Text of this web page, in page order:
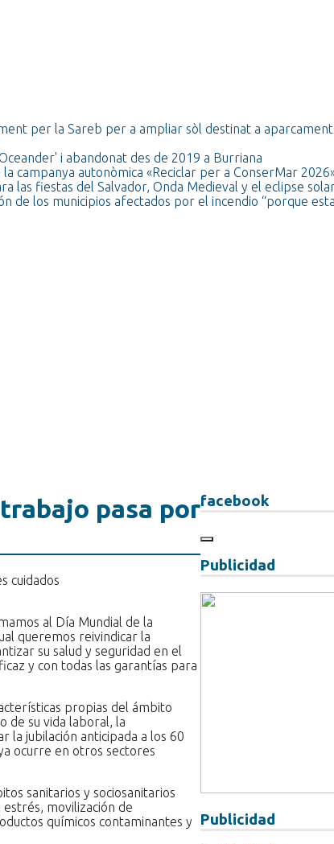
per la Sareb per a ampliar sòl destinat a
i abandonat des de 2019 a Burriana
campanya autonòmica «Reciclar per a ConserMar
las fiestas del Salvador, Onda Medieval y el eclipse
de los municipios afectados por el incendio “porque
facebook
Publicidad
Publicidad
pasa por
al Día Mundial de la
queremos reivindicar la
su salud y seguridad en el
y con todas las garantías para
propias del ámbito
de su vida laboral, la
la jubilación anticipada a los 60
ocurre en otros sectores
sanitarios y sociosanitarios
movilización de
químicos contaminantes y